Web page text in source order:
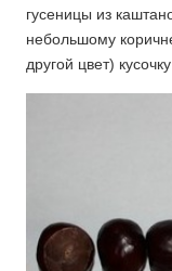
гусеницы из
небольшому
другой цвет)